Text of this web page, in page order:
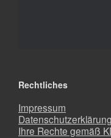
Rechtliches
Impressum
Ihre Rechte gemäß